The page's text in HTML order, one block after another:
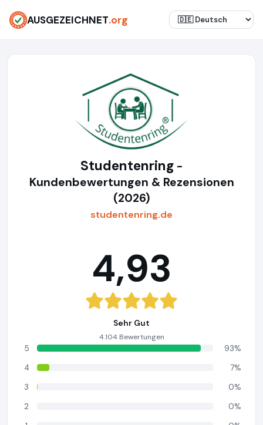
AUSGEZEICHNET.org
Studentenring -
Kundenbewertungen & Rezensionen
(2026)
studentenring.de
4,93
Sehr Gut
4.104 Bewertungen
5
93%
4
7%
3
0%
2
0%